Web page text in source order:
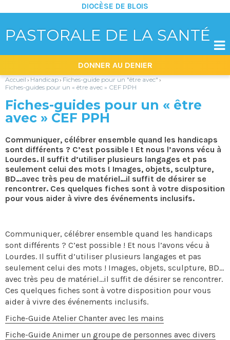
PASTORALE DE LA SANTÉ
DIOCÈSE DE BLOIS
|
Aller
navigation
DONNER AU DENIER

Accueil › Handicap› Fiches-guide pour un "être avec" ›
Fiches-guides pour un « être avec » CEF PPH
Fiches-guides pour un « être
avec » CEF PPH
Communiquer, célébrer ensemble quand les handicaps
sont différents ? C’est possible ! Et nous l’avons vécu à
Lourdes. Il suffit d’utiliser plusieurs langages et pas
seulement celui des mots ! Images, objets, sculpture,
BD…avec très peu de matériel…il suffit de désirer se
rencontrer. Ces quelques fiches sont à votre disposition
pour vous aider à vivre des événements inclusifs.
Communiquer, célébrer ensemble quand les handicaps
sont différents ? C’est possible ! Et nous l’avons vécu à
Lourdes. Il suffit d’utiliser plusieurs langages et pas
seulement celui des mots ! Images, objets, sculpture, BD…
avec très peu de matériel…il suffit de désirer se rencontrer.
Ces quelques fiches sont à votre disposition pour vous
aider à vivre des événements inclusifs.
Fiche-Guide Atelier Chanter avec les mains
Fiche-Guide Animer un groupe de personnes avec divers